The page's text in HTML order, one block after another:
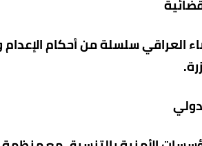
العراقي سلسلة من أحكام